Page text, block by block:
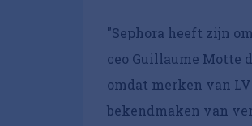
"Sephora heeft zijn
ceo Guillaume Motte
omdat merken van
bekendmaken van